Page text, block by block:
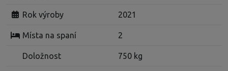
Rok výroby 2021
Místa na spaní 2
Doložnost 750 kg